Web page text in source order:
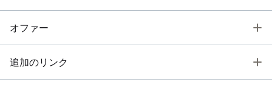
オファー
追加のリンク